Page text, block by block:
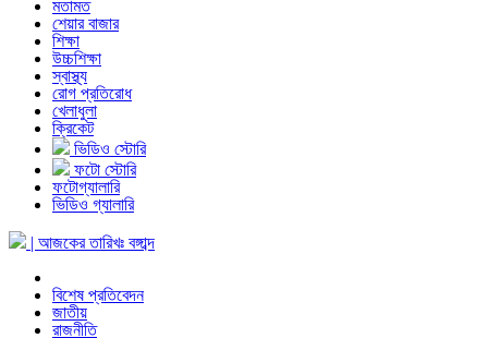
মতামত
শেয়ার বাজার
শিক্ষা
উচ্চশিক্ষা
স্বাস্থ্য
রোগ প্রতিরোধ
খেলাধুলা
ক্রিকেট
ভিডিও স্টোরি
ফটো স্টোরি
ফটোগ্যালারি
ভিডিও গ্যালারি
| আজকের তারিখঃ বঙ্গাব্দ
বিশেষ প্রতিবেদন
জাতীয়
রাজনীতি